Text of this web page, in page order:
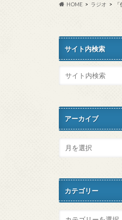
HOME ラジオ
サイト内検索
アーカイブ
カテゴリー